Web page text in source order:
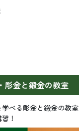
彫金と鍛金の教室
べる彫金と鍛金の教室
！